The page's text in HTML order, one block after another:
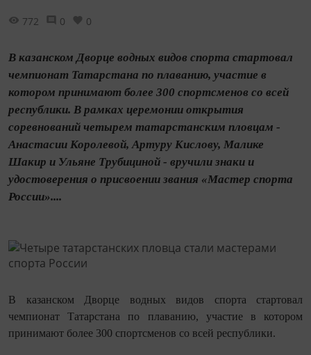
772 0 0
В казанском Дворце водных видов спорта стартовал
чемпионат Татарстана по плаванию, участие в
котором принимают более 300 спортсменов со всей
республики. В рамках церемонии открытия
соревнований четырем татарстанским пловцам -
Анастасии Королевой, Артуру Кислову, Малике
Шакир и Ульяне Трубициной - вручили знаки и
удостоверения о присвоении звания «Мастер спорта
России»....
В казанском Дворце водных видов спорта стартовал
чемпионат Татарстана по плаванию, участие в котором
принимают более 300 спортсменов со всей республики.